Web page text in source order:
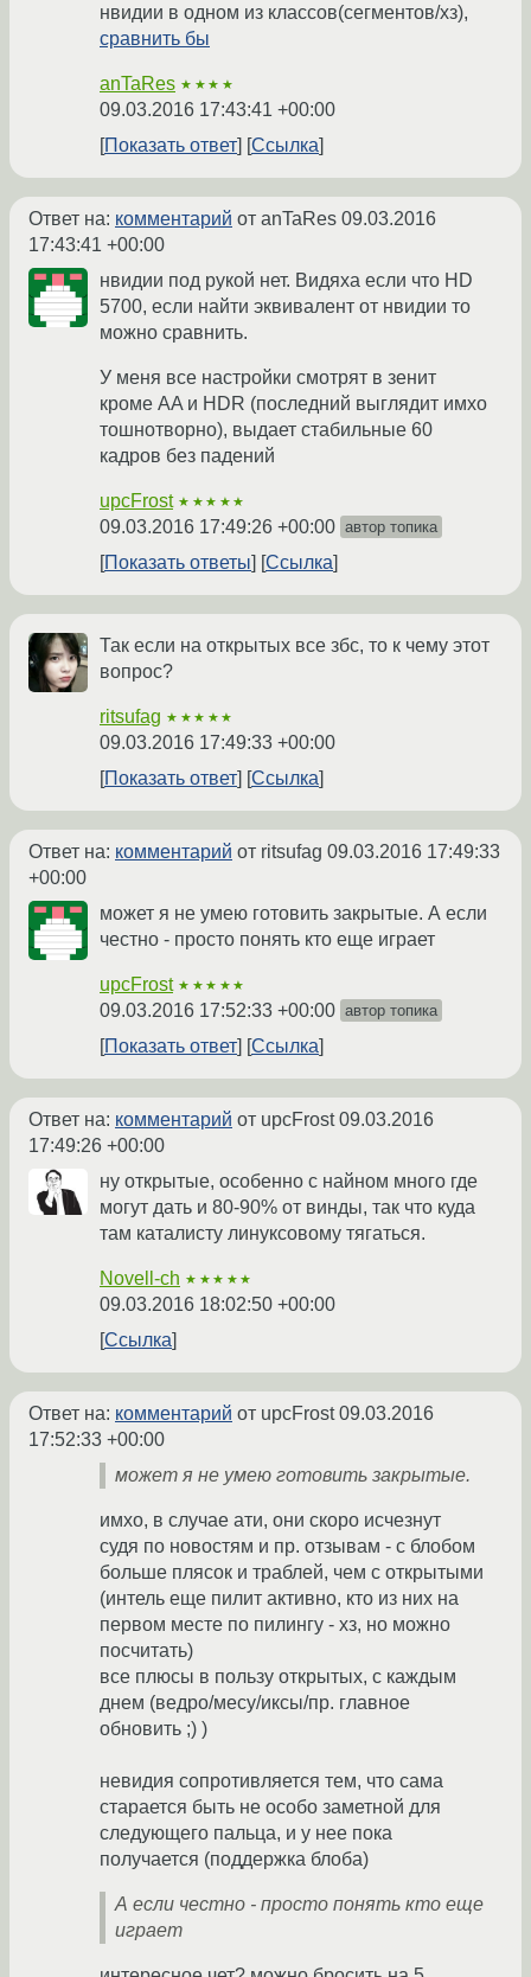
нвидии в одном из классов(сегментов/хз),
сравнить бы
anTaRes ★★★★
09.03.2016 17:43:41 +00:00
Показать ответ
Ссылка
Ответ на: комментарий от anTaRes 09.03.2016
17:43:41 +00:00
нвидии под рукой нет. Видяха если что HD
5700, если найти эквивалент от нвидии то
можно сравнить.
У меня все настройки смотрят в зенит
кроме AA и HDR (последний выглядит имхо
тошнотворно), выдает стабильные 60
кадров без падений
upcFrost ★★★★★
09.03.2016 17:49:26 +00:00 автор топика
Показать ответы Ссылка
Так если на открытых все збс, то к чему этот
вопрос?
ritsufag ★★★★★
09.03.2016 17:49:33 +00:00
Показать ответ
Ссылка
Ответ на: комментарий от ritsufag 09.03.2016 17:49:33
+00:00
может я не умею готовить закрытые. А если
честно - просто понять кто еще играет
upcFrost ★★★★★
09.03.2016 17:52:33 +00:00 автор топика
Показать ответ Ссылка
Ответ на: комментарий от upcFrost09.03.2016
17:49:26 +00:00
ну открытые, особенно с найном много где
могут дать и 80-90% от винды, так что куда
там каталисту линуксовому тягаться.
Novell-ch ★★★★★
09.03.2016 18:02:50 +00:00
Ссылка
Ответ на: комментарий от upcFrost09.03.2016
17:52:33 +00:00
может я не умею готовить закрытые.
имхо, в случае ати, они скоро исчезнут
судя по новостям и пр. отзывам - с блобом
больше плясок и траблей, чем с открытыми
(интель еще пилит активно, кто из них на
первом месте по пилингу - хз, но можно
посчитать)
все плюсы в пользу открытых, с каждым
днем (ведро/месу/иксы/пр. главное
обновить ;) )
невидия сопротивляется тем, что сама
старается быть не особо заметной для
следующего пальца, и у нее пока
получается (поддержка блоба)
А если честно - просто понять кто еще
играет